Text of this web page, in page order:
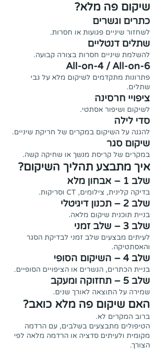
שיקום פה מלא?
כתרים וגשרים
לשחזור שיניים פגועות או חסרות.
שתלים דנטליים
להשלמת שיניים חסרות בצורה קבועה.
All-on-4 / All-on-6
פתרונות מתקדמים לשיקום מלא על גבי
שתלים.
ציפויי חרסינה
לשיקום ושיפור אסתטי.
סדי לילה
להגנה על השיקום במקרים של חריקת שיניים.
שיקום סגר
במקרים של קריסת מנשך או שחיקה קשה.
איך מתבצע תהליך השיקום?
שלב 1 – אבחון מלא
בדיקה קלינית, צילומים, CT וסריקות.
שלב 2 – תכנון דיגיטלי
בניית תוכנית שיקום מלאה.
שלב 3 – שלב זמני
לעיתים מבצעים שלב זמני לבדיקת הסגר
והאסתטיקה.
שלב 4 – השיקום הסופי
בניית הכתרים, הגשרים או הציפויים הסופיים.
שלב 5 – תחזוקה ומעקב
שמירה על התוצאה לאורך שנים.
האם שיקום פה מלא כואב?
ברוב המקרים לא.
הטיפולים מתבצעים בשלבים, עם הרדמה
מקומית ולעיתים סדציה או הרדמה מלאה לפי
הצורך.